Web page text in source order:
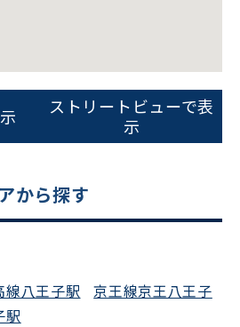
ストリートビューで表
示
から探す
線八王子駅
京王線京王八王子
駅